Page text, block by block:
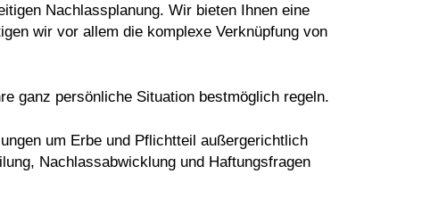
Nachlassplanung. Wir bieten Ihnen eine
wir vor allem die komplexe Verknüpfung von
ganz persönliche Situation bestmöglich regeln.
um Erbe und Pflichtteil außergerichtlich
Nachlassabwicklung und Haftungsfragen